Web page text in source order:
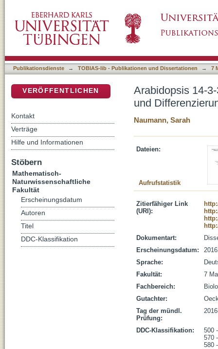
Publikationsdienste → TOBIAS-lib - Publikationen und Dissertationen → 7
Arabidopsis 14-
und
Naumann, Sarah
Dateien:
Aufrufstatistik
Zitierfähiger Link
(URI):
Dokumentart:
Erscheinungsdatum:
2016
Sprache:
Fakultät:
7
Fachbereich:
Gutachter:
Tag der mündl.
Prüfung:
DDC-Klassifikation:
500
570
580
VERÖFFENTLICHEN
Kontakt
Verträge
Hilfe und Informationen
Stöbern
Mathematisch-
Naturwissenschaftliche
Fakultät
Erscheinungsdatum
Autoren
Titel
DDC-Klassifikation